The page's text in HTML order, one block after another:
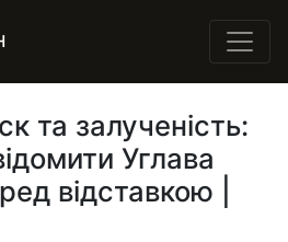
та залученість:
Углава
відставкою |